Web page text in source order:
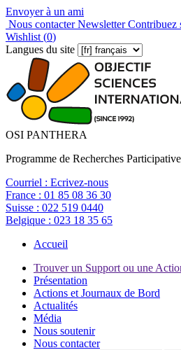
Envoyer à un ami
Nous contacterNewsletterContribuez
Wishlist (0)
Langues du site
OSI PANTHERA
Programme de Recherches
Courriel : Ecrivez-nous
France : 01 85 08 36 30
Suisse : 022 519 0440
Belgique : 023 18 35 65
Accueil
Trouver un Support ou une
Présentation
Actions et Journaux de Bord
Actualités
Média
Nous soutenir
Nous contacter